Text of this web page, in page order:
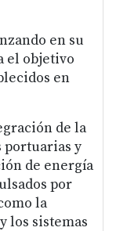
en su
el objetivo
en
de la
portuarias y
de energía
por
la
los sistemas